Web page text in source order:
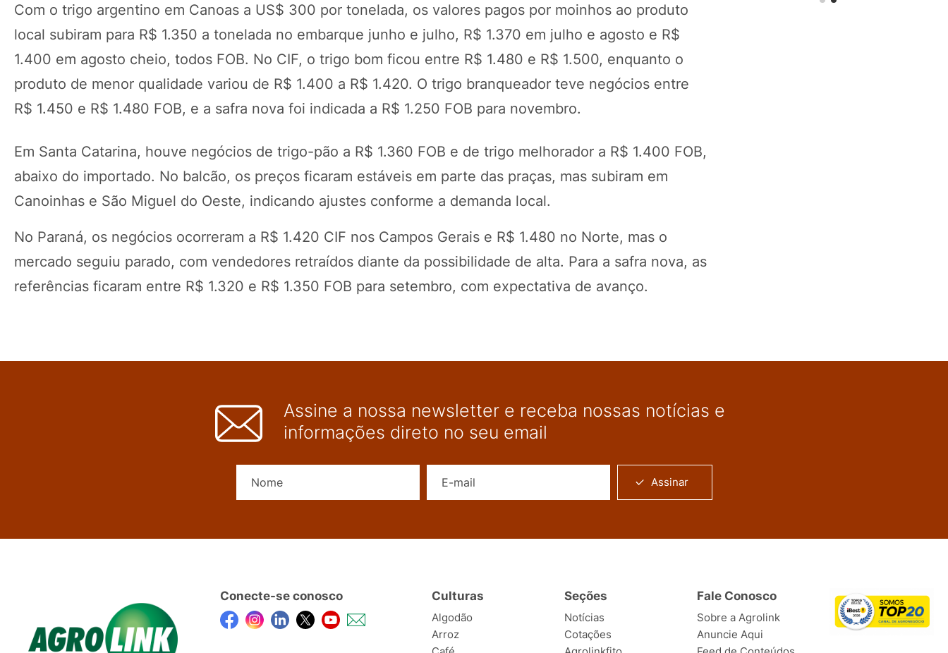
Com o trigo argentino em Canoas a US$ 300 por tonelada, os valores pagos por moinhos ao produto
local subiram para R$ 1.350 a tonelada no embarque junho e julho, R$ 1.370 em julho e agosto e R$
1.400 em agosto cheio, todos FOB. No CIF, o trigo bom ficou entre R$ 1.480 e R$ 1.500, enquanto o
produto de menor qualidade variou de R$ 1.400 a R$ 1.420. O trigo branqueador teve negócios entre
R$ 1.450 e R$ 1.480 FOB, e a safra nova foi indicada a R$ 1.250 FOB para novembro.
Em Santa Catarina, houve negócios de trigo-pão a R$ 1.360 FOB e de trigo melhorador a R$ 1.400 FOB,
abaixo do importado. No balcão, os preços ficaram estáveis em parte das praças, mas subiram em
Canoinhas e São Miguel do Oeste, indicando ajustes conforme a demanda local.
No Paraná, os negócios ocorreram a R$ 1.420 CIF nos Campos Gerais e R$ 1.480 no Norte, mas o
mercado seguiu parado, com vendedores retraídos diante da possibilidade de alta. Para a safra nova, as
referências ficaram entre R$ 1.320 e R$ 1.350 FOB para setembro, com expectativa de avanço.
Assine a nossa newsletter e receba nossas notícias e
informações direto no seu email
Assinar
Conecte-se conosco Culturas
Algodão
Arroz
Seções
Notícias
Cotações
Fale Conosco
Sobre a Agrolink
Anuncie Aqui